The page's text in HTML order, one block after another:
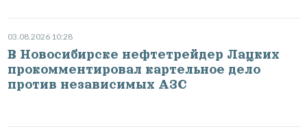
03.08.2026 10:28
В Новосибирске нефтетрейдер Лацких
прокомментировал картельное дело
против независимых АЗС